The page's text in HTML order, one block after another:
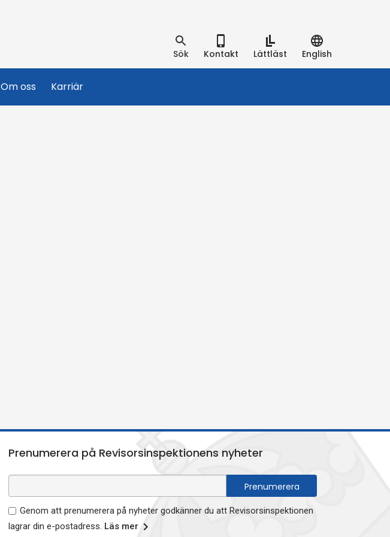
Sök Kontakt Lättläst English
Om oss Karriär
Prenumerera på Revisorsinspektionens nyheter
Genom att prenumerera på nyheter godkänner du att Revisorsinspektionen
lagrar din e-postadress. Läs mer